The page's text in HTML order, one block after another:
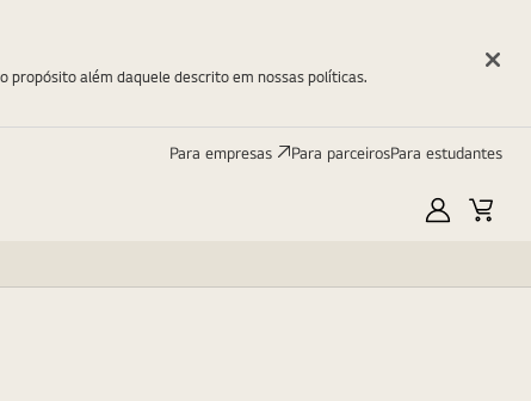
Para empresas Para parceirosPara estudantes
Minha
propósito além daquele descrito em nossas políticas.